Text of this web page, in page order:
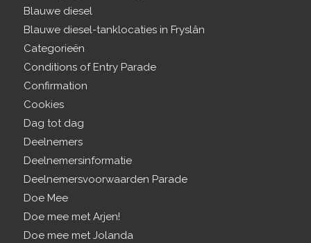
Blauwe diesel
Blauwe diesel-tanklocaties in Fryslân
Categorieën
Conditions of Entry Parade
Confirmation
Cookies
Dag tot dag
Deelnemers
Deelnemersinformatie
Deelnemersvoorwaarden Parade
Doe Mee
Doe mee met Arjen!
Doe mee met Jolanda